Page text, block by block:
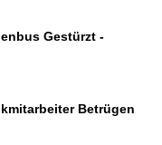
Gestürzt -
Betrügen